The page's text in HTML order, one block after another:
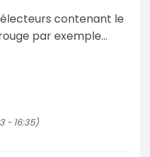
contenant le
par exemple...
- 16:35)